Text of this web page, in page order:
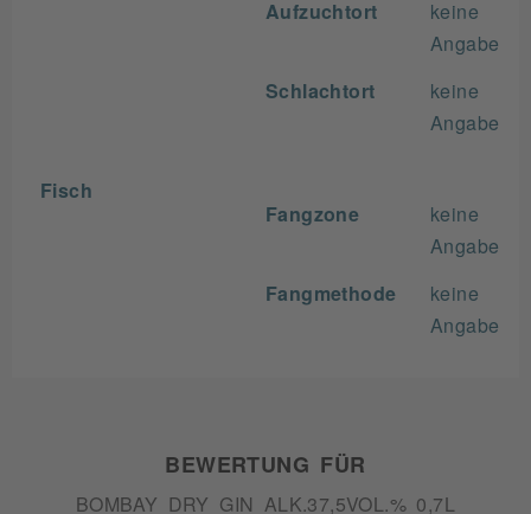
Aufzuchtort
keine
Angabe
Schlachtort
keine
Angabe
Fisch
Fangzone
keine
Angabe
Fangmethode
keine
Angabe
BEWERTUNG FÜR
BOMBAY DRY GIN ALK.37,5VOL.% 0,7L